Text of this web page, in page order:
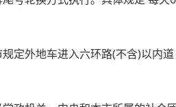
定外地车进入六环路(不含)以内道